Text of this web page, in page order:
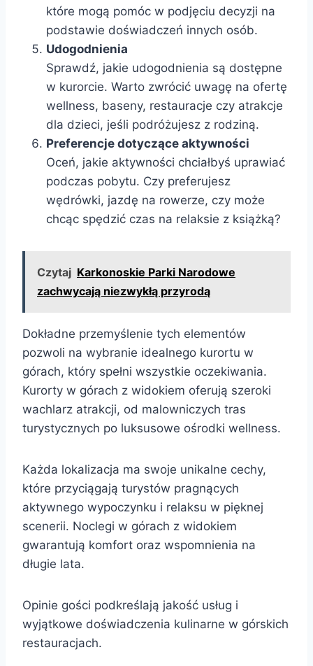
które mogą pomóc w podjęciu decyzji na
podstawie doświadczeń innych osób.
Udogodnienia
Sprawdź, jakie udogodnienia są dostępne
w kurorcie. Warto zwrócić uwagę na ofertę
wellness, baseny, restauracje czy atrakcje
dla dzieci, jeśli podróżujesz z rodziną.
Preferencje dotyczące aktywności
Oceń, jakie aktywności chciałbyś uprawiać
podczas pobytu. Czy preferujesz
wędrówki, jazdę na rowerze, czy może
chcąc spędzić czas na relaksie z książką?
Czytaj Karkonoskie Parki Narodowe
zachwycają niezwykłą przyrodą
Dokładne przemyślenie tych elementów
pozwoli na wybranie idealnego kurortu w
górach, który spełni wszystkie oczekiwania.
Kurorty w górach z widokiem oferują szeroki
wachlarz atrakcji, od malowniczych tras
turystycznych po luksusowe ośrodki wellness.
Każda lokalizacja ma swoje unikalne cechy,
które przyciągają turystów pragnących
aktywnego wypoczynku i relaksu w pięknej
scenerii. Noclegi w górach z widokiem
gwarantują komfort oraz wspomnienia na
długie lata.
Opinie gości podkreślają jakość usług i
wyjątkowe doświadczenia kulinarne w górskich
restauracjach.